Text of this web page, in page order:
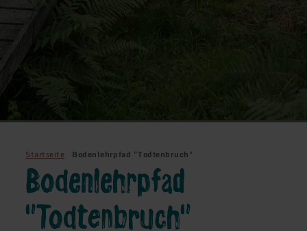
Startseite Bodenlehrpfad "Todtenbruch"
Bodenlehrpfad
"Todtenbruch"